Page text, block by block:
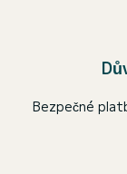
Bezpečné